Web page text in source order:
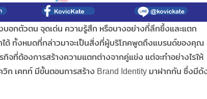
อกตัวตน จุดเด่น ความรู้สึก หรือบางอย่างที่ลึกซึ้งและแตก
ได้ ทั้งหมดที่กล่าวมาจะเป็นสิ่งที่ผู้บริโภคพูดถึงแบรนด์ของคุณ
ที่ต้องการสร้างความแตกต่างจากคู่แข่ง แต่จะทำอย่างไรให้
เคทท์ มีขั้นตอนการสร้าง Brand Identity มาฝากกัน ซึ่งมีดั